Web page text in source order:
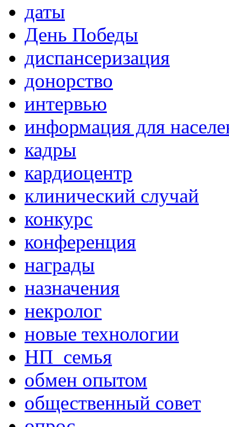
даты
День Победы
диспансеризация
донорство
интервью
информация для
кадры
кардиоцентр
клинический случай
конкурс
конференция
награды
назначения
некролог
новые технологии
НП_семья
обмен опытом
общественный совет